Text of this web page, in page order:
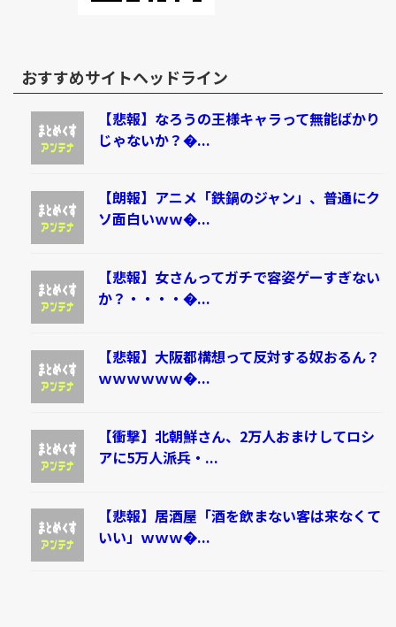
おすすめサイトヘッドライン
【悲報】なろうの王様キャラって無能ばかり
じゃないか？�...
【朗報】アニメ「鉄鍋のジャン」、普通にク
ソ面白いｗｗ�...
【悲報】女さんってガチで容姿ゲーすぎない
か？・・・・�...
【悲報】大阪都構想って反対する奴おるん？
ｗｗｗｗｗｗ�...
【衝撃】北朝鮮さん、2万人おまけしてロシ
アに5万人派兵・...
【悲報】居酒屋「酒を飲まない客は来なくて
いい」ｗｗｗ�...